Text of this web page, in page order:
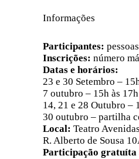
Informações
Participantes:
Inscrições: número
Datas e horários:
23 e 30 Setembro –
7 outubro – 15h às 17h
14, 21 e 28 Outubro –
30 outubro – partilha
Local: Teatro
R. Alberto de Sousa
Participação gratuíta